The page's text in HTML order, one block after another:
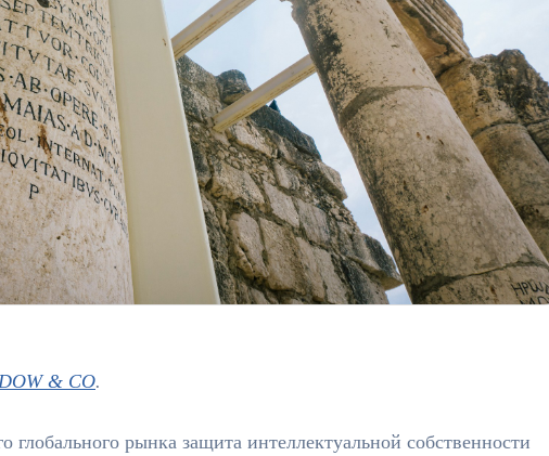
& CO.
глобального рынка защита интеллектуальной собственности